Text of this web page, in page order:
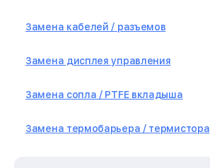
Замена кабелей / разъемов
Замена дисплея управления
Замена сопла / PTFE вкладыша
Замена термобарьера / термистора